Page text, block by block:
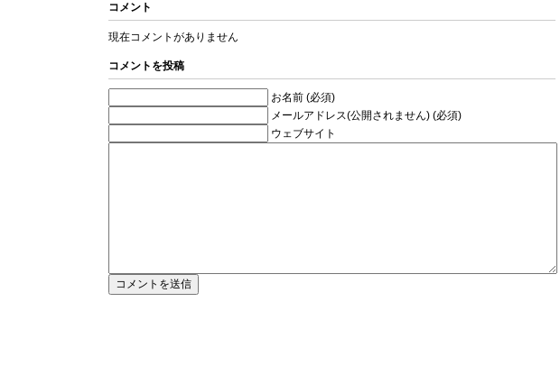
コメント
現在コメントがありません
コメントを投稿
お名前 (必須)
メールアドレス(公開されません) (必須)
ウェブサイト